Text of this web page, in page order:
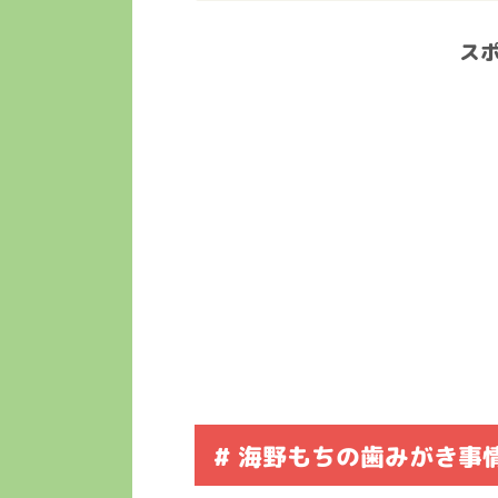
ス
# 海野もちの歯みがき事